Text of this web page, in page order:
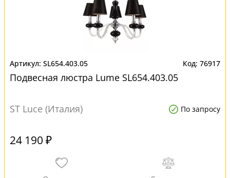
SL654.403.05 76917
Подвесная люстра Lume SL654.403.05
ST Luce (Италия) По запросу
24 190 ₽